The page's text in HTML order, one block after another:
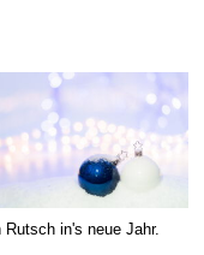
in's neue Jahr.